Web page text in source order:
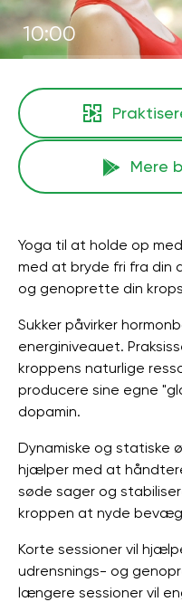
10:00
Mere
Yoga til at holde op
med at bryde fri fra
og genoprette din
Sukker påvirker
energiniveauet.
kroppens naturlige
producere sine egne
dopamin.
Dynamiske og statiske
hjælper med at
søde sager og
kroppen at nyde
Korte sessioner vil
udrensnings- og
længere sessioner vil